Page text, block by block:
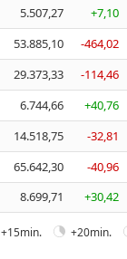
5.507,27
+7,10
53.885,10
-464,02
29.373,33
-114,46
6.744,66
+40,76
14.518,75
-32,81
65.642,30
-40,96
8.699,71 +30,42
+15min.
+20min.